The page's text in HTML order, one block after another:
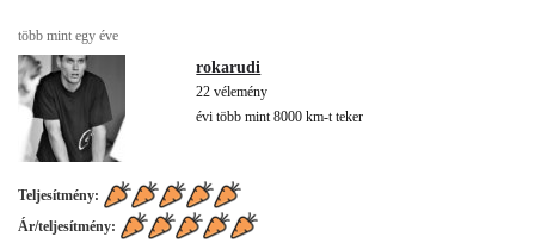
több mint egy éve
rokarudi
22 vélemény
évi több mint 8000 km-t teker
Teljesítmény:
Ár/teljesítmény: